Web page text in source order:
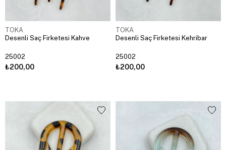
TOKA
Desenli Saç Firketesi Kahve
25002
₺200,00
TOKA
Desenli Saç Firketesi Kehribar
25002
₺200,00